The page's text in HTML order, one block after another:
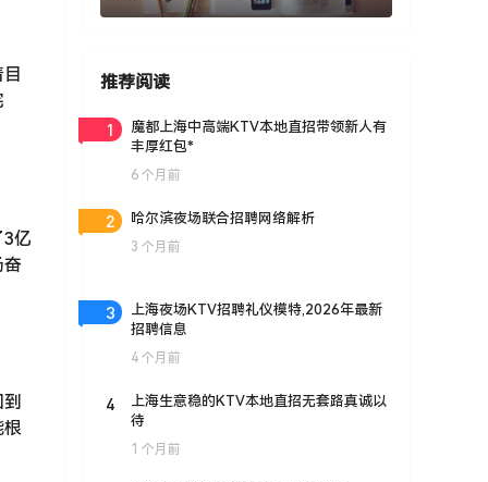
亿
奋
根
推荐阅读
1
魔都上海中高端KTV本地直招带领新人有
丰厚红包*
6 个月前
2 哈尔滨夜场联合招聘网络解析
3 个月前
3
上海夜场KTV招聘礼仪模特,2026年最新
招聘信息
4 个月前
4
上海生意稳的KTV本地直招无套路真诚以
待
1 个月前